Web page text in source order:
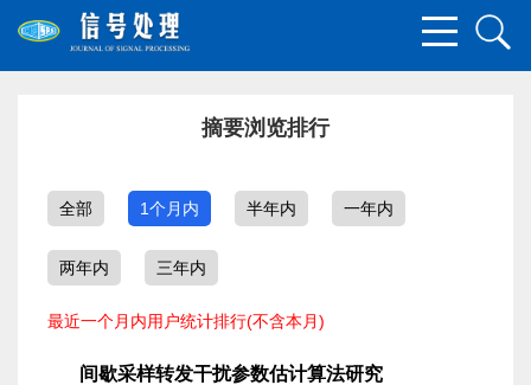
摘要浏览排行
全部 1个月内 半年内 一年内
两年内 三年内
最近一个月内用户统计排行(不含本月)
间歇采样转发干扰参数估计算法研究